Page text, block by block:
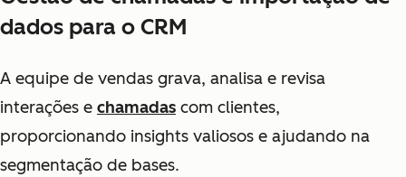
dados para o CRM
A equipe de vendas grava, analisa e revisa
interações e chamadas com clientes,
proporcionando insights valiosos e ajudando na
segmentação de bases.